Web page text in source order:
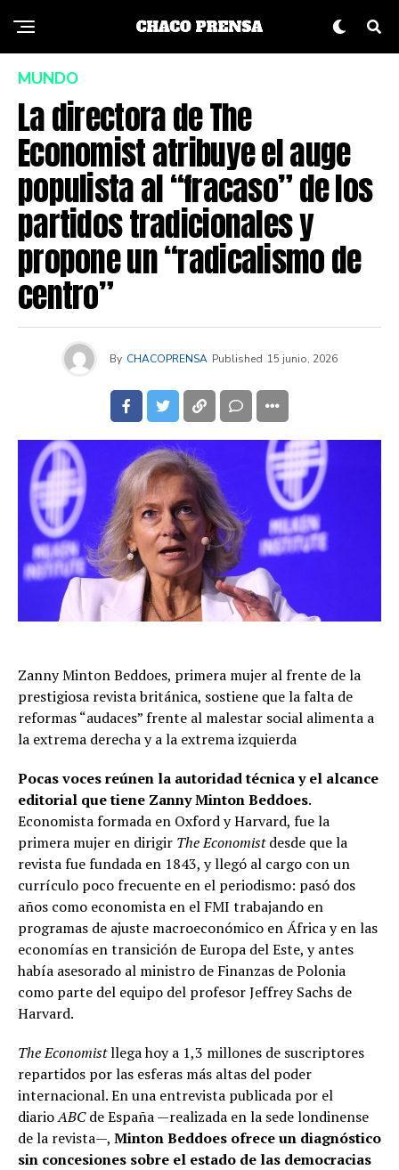
MUNDO
La directora de The
Economist atribuye el auge
populista al “fracaso” de los
partidos tradicionales y
propone un “radicalismo de
centro”
By CHACOPRENSA Published 15 junio, 2026
Zanny Minton Beddoes, primera mujer al frente de la
prestigiosa revista británica, sostiene que la falta de
reformas “audaces” frente al malestar social alimenta a
la extrema derecha y a la extrema izquierda
Pocas voces reúnen la autoridad técnica y el alcance
editorial que tiene Zanny Minton Beddoes.
Economista formada en Oxford y Harvard, fue la
primera mujer en dirigir The Economistdesde que la
revista fue fundada en 1843, y llegó al cargo con un
currículo poco frecuente en el periodismo: pasó dos
años como economista en el FMI trabajando en
programas de ajuste macroeconómico en África y en las
economías en transición de Europa del Este, y antes
había asesorado al ministro de Finanzas de Polonia
como parte del equipo del profesor Jeffrey Sachs de
Harvard.
The Economistllega hoy a 1,3 millones de suscriptores
repartidos por las esferas más altas del poder
internacional. En una entrevista publicada por el
diarioABCde España —realizada en la sede londinense
de la revista—, Minton Beddoes ofrece un diagnóstico
sin concesiones sobre el estado de las democracias